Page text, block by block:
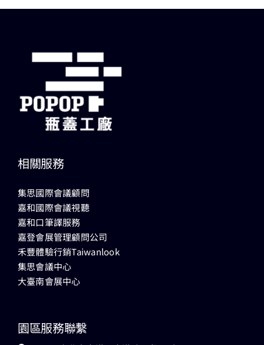
相關服務
集思國際會議顧問
嘉和國際會議視聽
嘉和口筆譯服務
嘉登會展管理顧問公司
禾豐體驗行銷Taiwanlook
集思會議中心
大臺南會展中心
園區服務聯繫